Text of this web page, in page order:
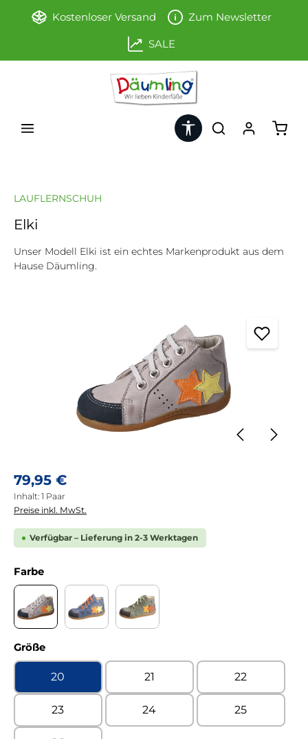
Zum Hauptinhalt springen
Kostenloser Versand Zum Newsletter
SALE
Werkzeugleiste anzeigen
LAUFLERNSCHUH
Elki
Unser Modell Elki ist ein echtes Markenprodukt aus dem
Hause Däumling.
Regulärer Preis:
79,95 €
Inhalt: 1 Paar
Preise inkl. MwSt.
Verfügbar – Lieferung in 2-3 Werktagen
Farbeauswählen
Größeauswählen
20 21 22
23 24 25